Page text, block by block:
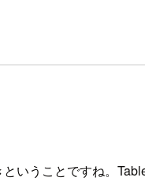
いうことですね。